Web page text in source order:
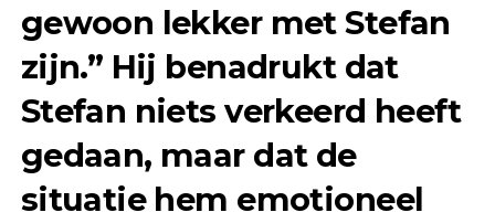
gewoon lekker met Stefan
zijn.” Hij benadrukt dat
Stefan niets verkeerd heeft
gedaan, maar dat de
situatie hem emotioneel